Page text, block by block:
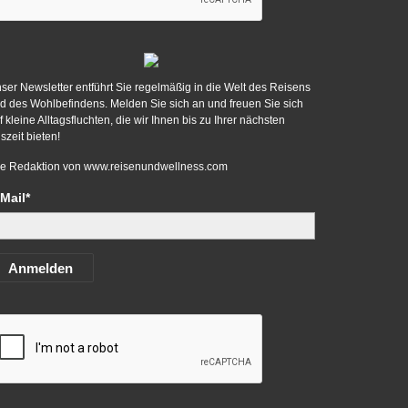
Newsletter entführt Sie regelmäßig in die Welt des Reisens
des Wohlbefindens. Melden Sie sich an und freuen Sie sich
kleine Alltagsfluchten, die wir Ihnen bis zu Ihrer nächsten
bieten!
Redaktion von www.reisenundwellness.com
Anmelden